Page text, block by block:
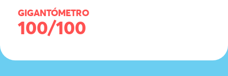
GIGANTÓMETRO
100/100